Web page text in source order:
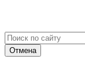
Отмена